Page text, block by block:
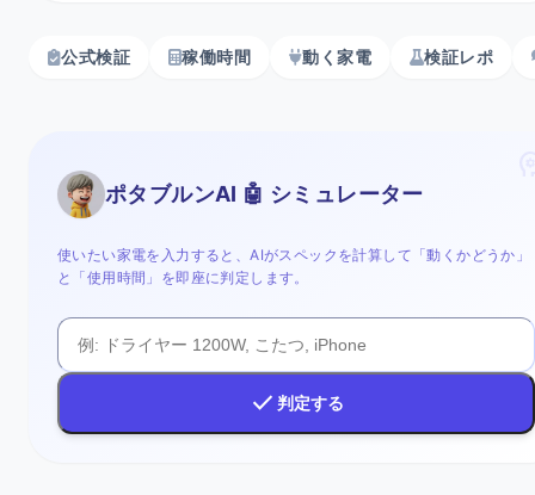
公式検証 稼働時間 動く家電 検証レポ
ポタブルンAI 🤖 シミュレーター
使いたい家電を入力すると、AIがスペックを計算して「動くかどうか」
と「使用時間」を即座に判定します。
check 判定する